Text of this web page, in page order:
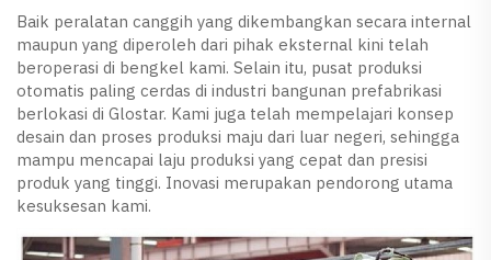
Baik peralatan canggih yang dikembangkan secara internal
maupun yang diperoleh dari pihak eksternal kini telah
beroperasi di bengkel kami. Selain itu, pusat produksi
otomatis paling cerdas di industri bangunan prefabrikasi
berlokasi di Glostar. Kami juga telah mempelajari konsep
desain dan proses produksi maju dari luar negeri, sehingga
mampu mencapai laju produksi yang cepat dan presisi
produk yang tinggi. Inovasi merupakan pendorong utama
kesuksesan kami.